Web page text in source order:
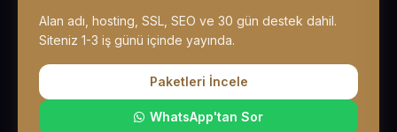
Alan adı, hosting, SSL, SEO ve 30 gün destek dahil.
Siteniz 1-3 iş günü içinde yayında.
Paketleri İncele
WhatsApp'tan Sor